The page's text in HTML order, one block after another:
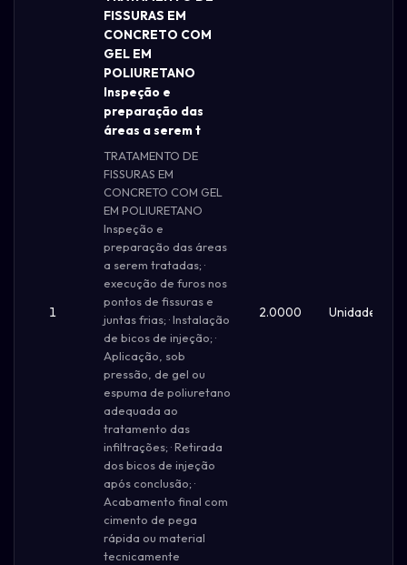
1
FISSURAS EM
CONCRETO COM
GEL EM
POLIURETANO
Inspeção e
preparação das
áreas a serem t
TRATAMENTO DE
FISSURAS EM
CONCRETO COM GEL
EM POLIURETANO
Inspeção e
preparação das áreas
a serem tratadas; ·
execução de furos nos
pontos de fissuras e
juntas frias; · Instalação
de bicos de injeção; ·
Aplicação, sob
pressão, de gel ou
espuma de poliuretano
adequada ao
tratamento das
infiltrações; · Retirada
dos bicos de injeção
após conclusão; ·
Acabamento final com
cimento de pega
rápida ou material
tecnicamente
2.0000 Unidade